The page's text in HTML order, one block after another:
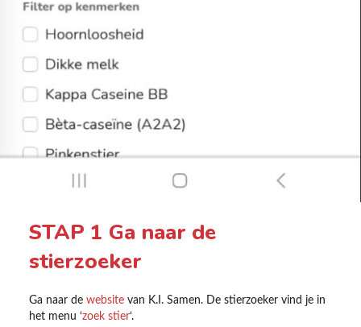
STAP 1 Ga naar de
stierzoeker
Ga naar de websitevan K.I. Samen. De stierzoeker vind je in
het menu ‘zoek stier‘.